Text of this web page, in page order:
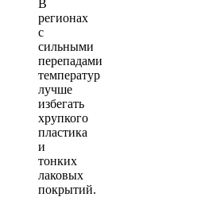
В
регионах
с
сильными
перепадами
температур
лучше
избегать
хрупкого
пластика
и
тонких
лаковых
покрытий.